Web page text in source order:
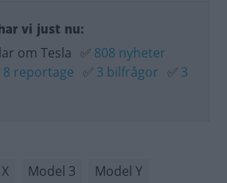
vi just nu:
om Tesla ✅ 808 nyheter
8 reportage ✅ 3 bilfrågor ✅ 3
Model 3 Model Y